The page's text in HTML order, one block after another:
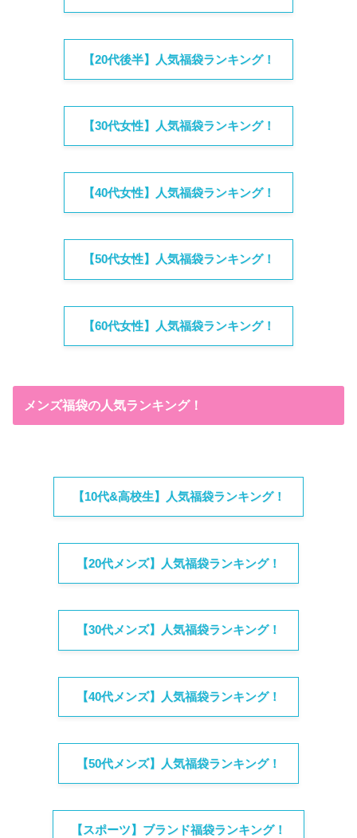
【20代後半】人気福袋ランキング！
【30代女性】人気福袋ランキング！
【40代女性】人気福袋ランキング！
【50代女性】人気福袋ランキング！
【60代女性】人気福袋ランキング！
メンズ福袋の人気ランキング！
【10代&高校生】人気福袋ランキング！
【20代メンズ】人気福袋ランキング！
【30代メンズ】人気福袋ランキング！
【40代メンズ】人気福袋ランキング！
【50代メンズ】人気福袋ランキング！
【スポーツ】ブランド福袋ランキング！